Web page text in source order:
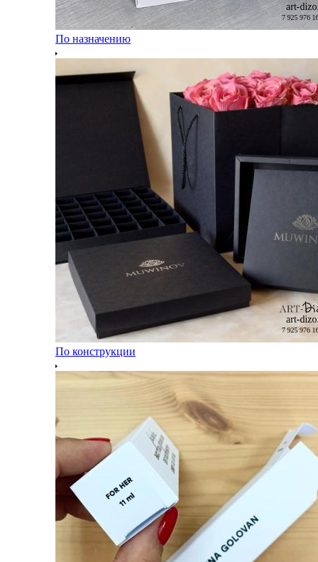
По назначению
По конструкции